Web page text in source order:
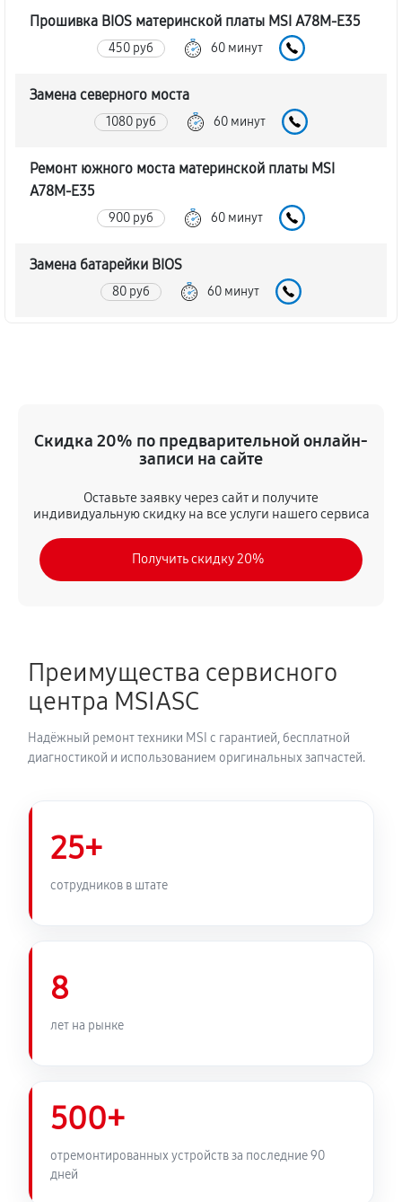
Прошивка BIOS материнской платы MSI A78M-E35
450 руб 60 минут
Замена северного моста
1080 руб 60 минут
Ремонт южного моста материнской платы MSI
A78M-E35
900 руб 60 минут
Замена батарейки BIOS
80 руб 60 минут
Скидка 20% по предварительной онлайн-
записи на сайте
Оставьте заявку через сайт и получите
индивидуальную скидку на все услуги нашего сервиса
Получить скидку 20%
Преимущества сервисного
центра MSIASC
Надёжный ремонт техники MSI с гарантией, бесплатной
диагностикой и использованием оригинальных запчастей.
25+
сотрудников в штате
8
лет на рынке
500+
отремонтированных устройств за последние 90
дней